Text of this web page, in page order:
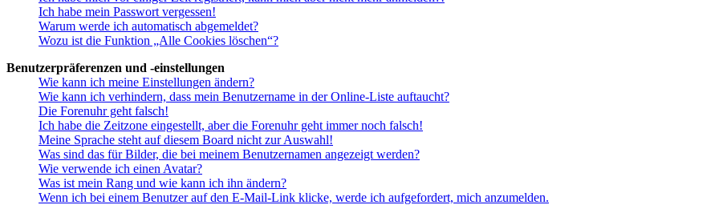
Ich habe mein Passwort vergessen!
Warum werde ich automatisch abgemeldet?
Wozu ist die Funktion „Alle Cookies löschen“?
Benutzerpräferenzen und -einstellungen
Wie kann ich meine Einstellungen ändern?
Wie kann ich verhindern, dass mein Benutzername in der Online-Liste auftaucht?
Die Forenuhr geht falsch!
Ich habe die Zeitzone eingestellt, aber die Forenuhr geht immer noch falsch!
Meine Sprache steht auf diesem Board nicht zur Auswahl!
Was sind das für Bilder, die bei meinem Benutzernamen angezeigt werden?
Wie verwende ich einen Avatar?
Was ist mein Rang und wie kann ich ihn ändern?
Wenn ich bei einem Benutzer auf den E-Mail-Link klicke, werde ich aufgefordert, mich anzumelden.